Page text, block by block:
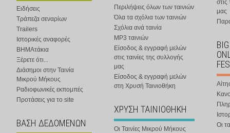
Ειδήσεις
Τράπεζα σεναρίων
Trailers
Ιστορικές αναφορές
ΒΗΜΑτάκια
Ξέρετε ότι...
Διάσημοι στην Ταινία
Μικρού Μήκους
Ραδιοφωνικές εκπομπές
Προτάσεις για το site
ΒΑΣΗ ΔΕΔΟΜΕΝΩΝ
Περιλήψεις όλων των ταινιών
Όλα τα σχόλια των ταινιών
Σχόλια ανά ταινία
MP3 ταινιών
Είσοδος & εγγραφή μελών
στις ταινίες της συλλογής
μας
Είσοδος & εγγραφή μελών
στη Χρυσή Ταινιοθήκη
ΧΡΥΣΗ ΤΑΙΝΙΟΘΗΚΗ
Οι Ταινίες Μικρού Μήκους
στις
μας
Οι